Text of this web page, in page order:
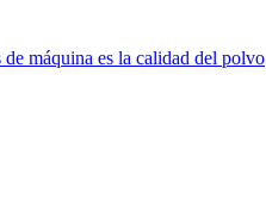
máquina es la calidad del polvo